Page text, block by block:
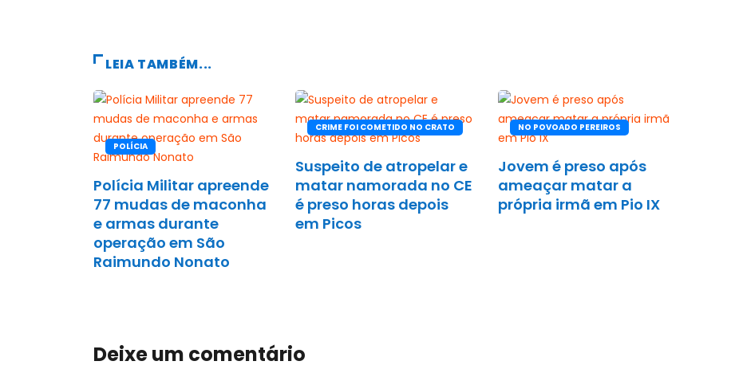
LEIA TAMBÉM...
POLÍCIA
Polícia Militar apreende
77 mudas de maconha
e armas durante
operação em São
Raimundo Nonato
CRIME FOI COMETIDO NO CRATO
Suspeito de atropelar e
matar namorada no CE
é preso horas depois
em Picos
NO POVOADO PEREIROS
Jovem é preso após
ameaçar matar a
própria irmã em Pio IX
Deixe um comentário